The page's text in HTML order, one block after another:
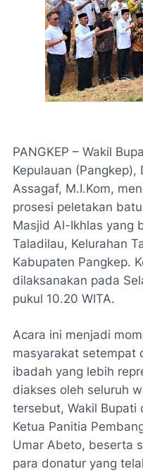
PANGKEP – Wakil
Kepulauan (Pangkep),
Assagaf, M.I.Kom,
prosesi peletakan
Masjid Al-Ikhlas yang
Taladilau, Kelurahan
Kabupaten Pangkep.
dilaksanakan pada
pukul 10.20 WITA.
Acara ini menjadi
masyarakat setempat
ibadah yang lebih
diakses oleh seluruh
tersebut, Wakil Bupati
Ketua Panitia
Umar Abeto, beserta
para donatur yang